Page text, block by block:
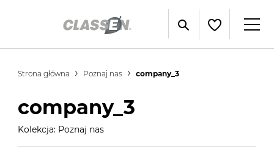
Strona główna Poznaj nas company_3
company_3
Kolekcja: Poznaj nas